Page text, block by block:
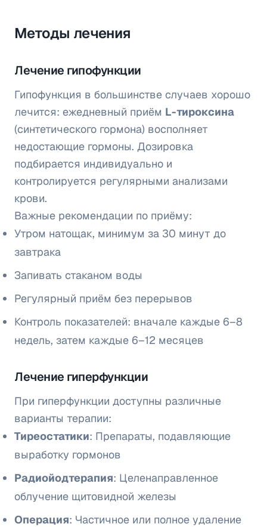
Методы лечения
Лечение гипофункции
Гипофункция в большинстве случаев хорошо
лечится: ежедневный приём L-тироксина
(синтетического гормона) восполняет
недостающие гормоны. Дозировка
подбирается индивидуально и
контролируется регулярными анализами
крови.
Важные рекомендации по приёму:
Утром натощак, минимум за 30 минут до
завтрака
Запивать стаканом воды
Регулярный приём без перерывов
Контроль показателей: вначале каждые 6–8
недель, затем каждые 6–12 месяцев
Лечение гиперфункции
При гиперфункции доступны различные
варианты терапии:
Тиреостатики: Препараты, подавляющие
выработку гормонов
Радиойодтерапия: Целенаправленное
облучение щитовидной железы
Операция: Частичное или полное удаление